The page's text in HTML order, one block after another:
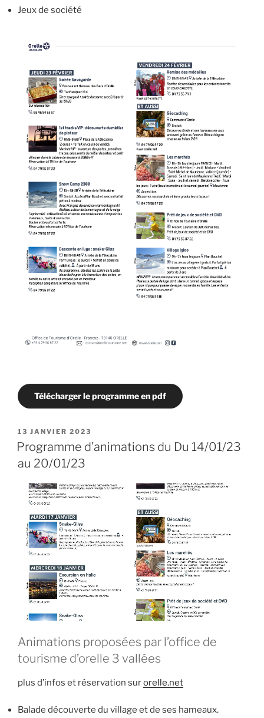
Jeux de société
Télécharger le programme en pdf
PUBLIÉ
LE
13 JANVIER 2023
Programme d’animations du Du 14/01/23
au 20/01/23
Animations proposées par l’office de
tourisme d’orelle 3 vallées
plus d’infos et réservation surorelle.net
Balade découverte du village et de ses hameaux.